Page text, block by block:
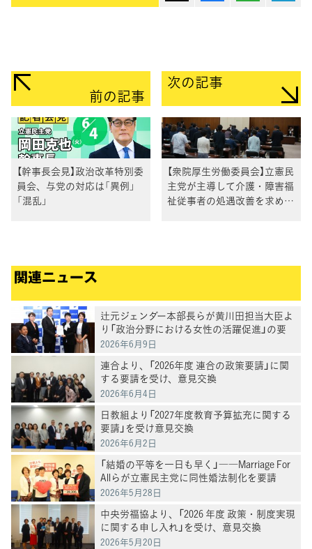
前の記事
【幹事長会見】政治改革特別委
員会、与党の対応は「異例」
「混乱」
次の記事
【衆院厚生労働委員会】立憲民
主党が主導して介護・障害福
祉従事者の処遇改善を求める
関連ニュース
辻元ジェンダー本部長らが黄川田担当大臣よ
り「政治分野における女性の活躍促進」の要
請を受ける
2026年6月9日
連合より、「2026年度 連合の政策要請」に関
する要請を受け、意見交換
2026年6月4日
日教組より「2027年度教育予算拡充に関する
要請」を受け意見交換
2026年6月2日
「結婚の平等を一日も早く」――Marriage For
Allらが立憲民主党に同性婚法制化を要請
2026年5月28日
中央労福協より、「2026 年度 政策・制度実現
に関する申し入れ」を受け、意見交換
2026年5月20日